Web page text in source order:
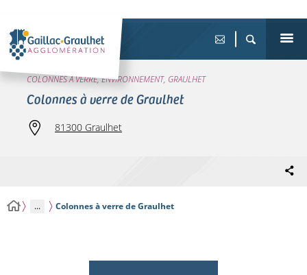
COLONNES À VERRE, ENVIRONNEMENT, GRAULHET
Colonnes à verre de Graulhet
81300 Graulhet
... Colonnes à verre de Graulhet